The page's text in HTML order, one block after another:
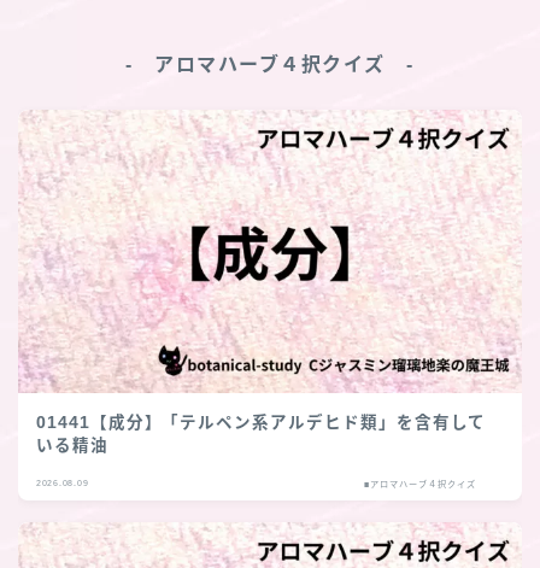
‐ アロマハーブ４択クイズ ‐
01441【成分】「テルペン系アルデヒド類」を含有して
いる精油
2026.08.09 ■アロマハーブ４択クイズ